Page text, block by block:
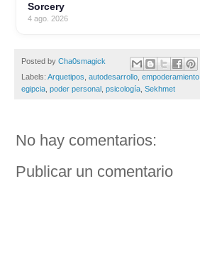
Sorcery
4 ago. 2026
Posted by Cha0smagick
Labels: Arquetipos autodesarrollo empoderamiento
egipcia poder personal psicología Sekhmet
No hay comentarios:
Publicar un comentario